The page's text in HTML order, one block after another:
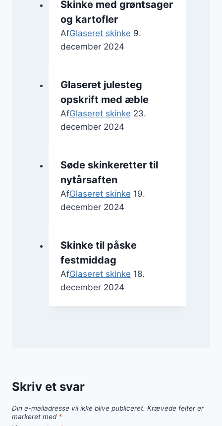
Skinke med grøntsager
og kartofler
AfGlaseret skinke 9.
december 2024
Glaseret julesteg
opskrift med æble
AfGlaseret skinke 23.
december 2024
Søde skinkeretter til
nytårsaften
AfGlaseret skinke 19.
december 2024
Skinke til påske
festmiddag
AfGlaseret skinke 18.
december 2024
Skriv et svar
Din e-mailadresse vil ikke blive publiceret. Krævede felter er
markeret med *